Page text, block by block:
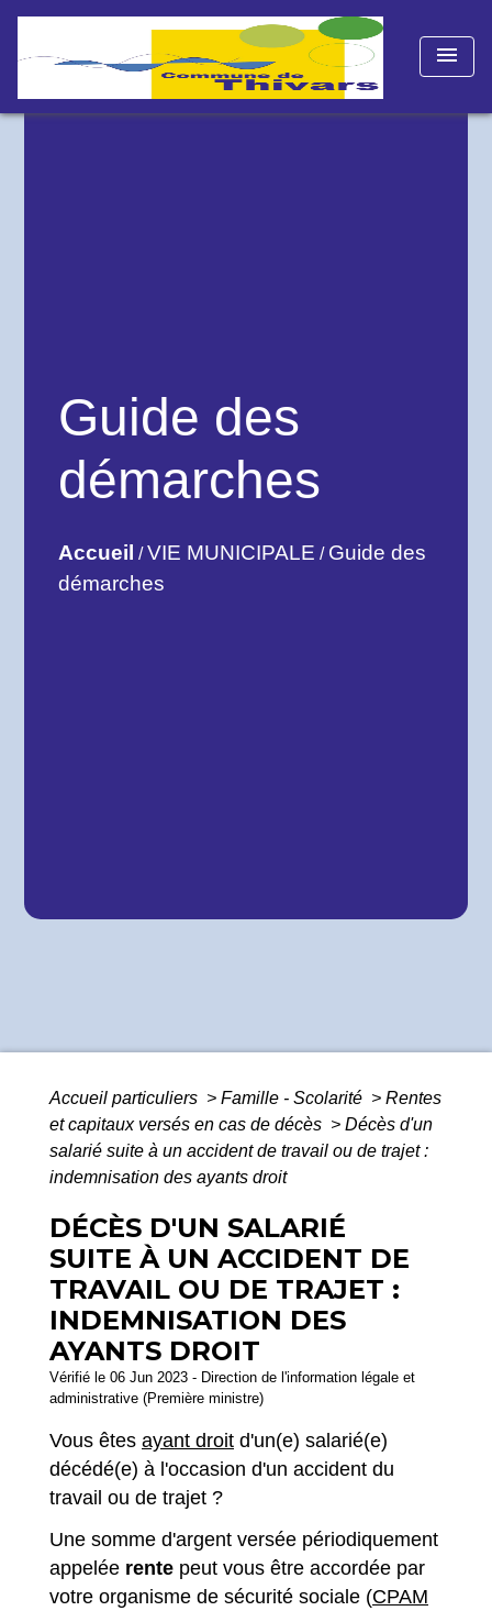
menu
Guide des
démarches
Accueil /VIE MUNICIPALE / Guide des
démarches
Accueil particuliers > Famille - Scolarité > Rentes
et capitaux versés en cas de décès > Décès d'un
salarié suite à un accident de travail ou de trajet :
indemnisation des ayants droit
DÉCÈS D'UN SALARIÉ
SUITE À UN ACCIDENT DE
TRAVAIL OU DE TRAJET :
INDEMNISATION DES
AYANTS DROIT
Vérifié le 06 Jun 2023 - Direction de l'information légale et
administrative (Première ministre)
Vous êtes ayant droit d'un(e) salarié(e)
décédé(e) à l'occasion d'un accident du
travail ou de trajet ?
Une somme d'argent versée périodiquement
appelée rente peut vous être accordée par
votre organisme de sécurité sociale (CPAM